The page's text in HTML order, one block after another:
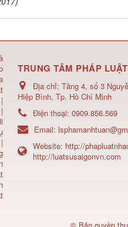
|
|
TRUNG TÂM PHÁP
Địa chỉ: Tầng 4, số 3
Hiệp Bình, Tp. Hồ Chí Minh
Điện thoại: 0909.856.569
Email:
Website: http://
http://luatsusaigonvn.com